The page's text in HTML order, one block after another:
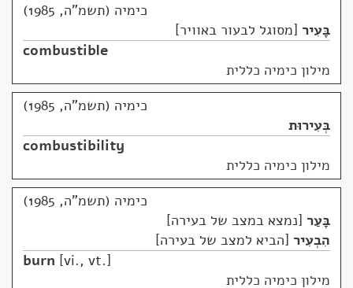
כימיה (תשמ"ה, 1985)
בָּעִיר מסוגל לבעור באוויר
combustible
מילון כימיה כללית
כימיה (תשמ"ה, 1985)
בְּעִירוּת
combustibility
מילון כימיה כללית
כימיה (תשמ"ה, 1985)
בָּעַר נמצא במצב של בעירה
הִבְעִיר הביא למצב של בעירה
burn vi., vt.
מילון כימיה כללית